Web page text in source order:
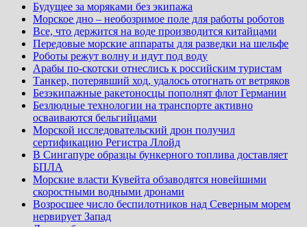
Будущее за моряками без экипажа
Морское дно – необозримое поле для работы роботов
Все, что держится на воде производится китайцами
Передовые морские аппараты для разведки на шельфе
Роботы режут волну и идут под воду
Арабы по-скотски отнеслись к российским туристам
Танкер, потерявший ход, удалось отогнать от ветряков
Безэкипажные ракетоносцы пополнят флот Германии
Безлюдные технологии на транспорте активно
осваиваются бельгийцами
Морской исследовательский дрон получил
сертификацию Регистра Ллойд
В Сингапуре образцы бункерного топлива доставляет
БПЛА
Морские власти Кувейта обзаводятся новейшими
скоростными водными дронами
Возросшее число беспилотников над Северным морем
нервирует Запад